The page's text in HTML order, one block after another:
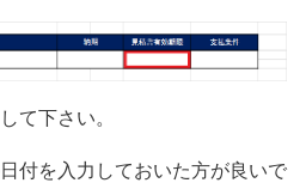
して下さい。
付を入力しておいた方が良いで